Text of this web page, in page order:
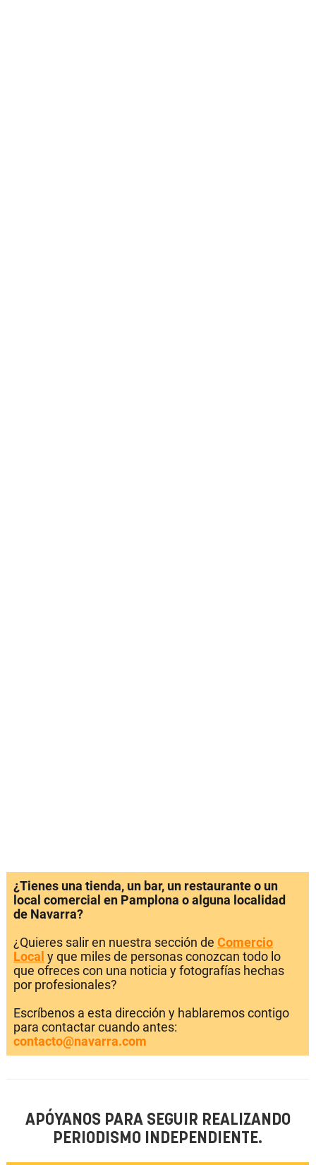
¿Tienes una tienda, un bar, un restaurante o un
local comercial en Pamplona o alguna localidad
de Navarra?
¿Quieres salir en nuestra sección de Comercio
Local y que miles de personas conozcan todo lo
que ofreces con una noticia y fotografías hechas
por profesionales?
Escríbenos a esta dirección y hablaremos contigo
para contactar cuando antes:
contacto@navarra.com
APÓYANOS PARA SEGUIR REALIZANDO
PERIODISMO INDEPENDIENTE.